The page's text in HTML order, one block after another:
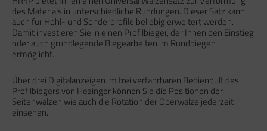
des Materials in unterschiedliche Rundungen. Dieser Satz kann
auch für Hohl- und Sonderprofile beliebig erweitert werden.
Damit investieren Sie in einen Profilbieger, der Ihnen den Einstieg
oder auch grundlegende Biegearbeiten im Rundbiegen
ermöglicht.
Über drei Digitalanzeigen im frei verfahrbaren Bedienpult des
Profilbiegers von Hezinger können Sie die Positionen der
Seitenwalzen wie auch die Rotation der Oberwalze jederzeit
einsehen.